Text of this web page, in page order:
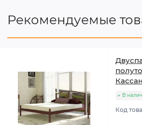
Рекомендуемые
В
Код